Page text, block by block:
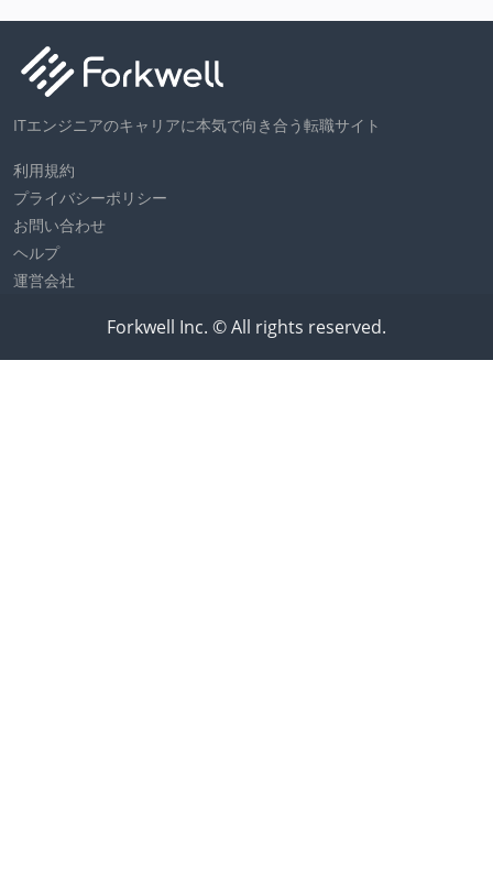
ITエンジニアのキャリアに本気で向き合う転職サイト
利用規約
プライバシーポリシー
お問い合わせ
ヘルプ
運営会社
Forkwell Inc. © All rights reserved.